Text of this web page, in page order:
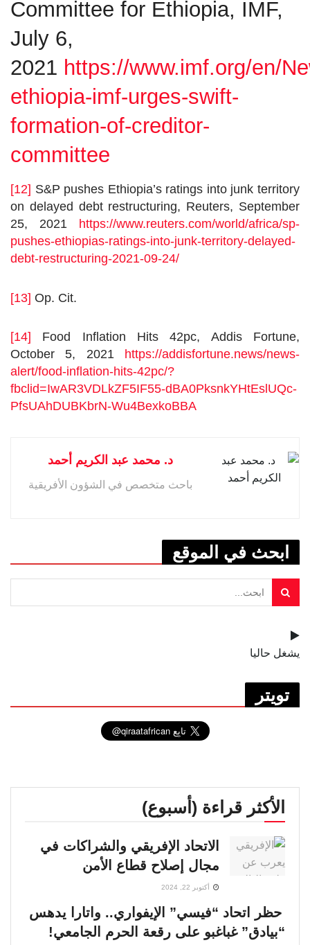
Committee for Ethiopia, IMF,
July 6,
2021 https://www.imf.org/en/
ethiopia-imf-urges-swift-
formation-of-creditor-
committee
[12] S&P pushes Ethiopia’s ratings into junk territory
on delayed debt restructuring, Reuters, September
25, 2021 https://www.reuters.com/world/africa/sp-
pushes-ethiopias-ratings-into-junk-territory-delayed-
debt-restructuring-2021-09-24/
[13] Op. Cit.
[14] Food Inflation Hits 42pc, Addis Fortune,
October 5, 2021 https://addisfortune.news/news-
alert/food-inflation-hits-42pc/?
fbclid=IwAR3VDLkZF5IF55-dBA0PksnkYHtEslUQc-
PfsUAhDUBKbrN-Wu4BexkoBBA
د. محمد عبد الكريم أحمد
باحث متخصص في الشؤون الأفريقية
ابحث في الموقع
يشغل حاليا
تويتر
الأكثر قراءة (أسبوع)
الاتحاد الإفريقي والشراكات في
مجال إصلاح قطاع الأمن
أكتوبر 22, 2024
حظر اتحاد “فيسي” الإيفواري.. واتارا يدهس
“بيادق” غباغبو على رقعة الحرم الجامعي!